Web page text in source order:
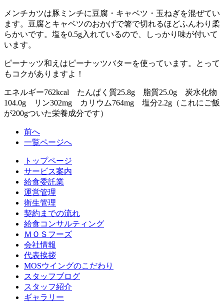
メンチカツは豚ミンチに豆腐・キャベツ・玉ねぎを混ぜてい
ます。豆腐とキャベツのおかげで箸で切れるほどふんわり柔
らかいです。塩を0.5g入れているので、しっかり味が付いて
います。
ピーナッツ和えはピーナッツバターを使っています。とって
もコクがありますよ！
エネルギー762kcal たんぱく質25.8g 脂質25.0g 炭水化物
104.0g リン302mg カリウム764mg 塩分2.2g（これにご飯
が200gついた栄養成分です）
前へ
一覧ページへ
トップページ
サービス案内
給食委託業
運営管理
衛生管理
契約までの流れ
給食コンサルティング
ＭＯＳフーズ
会社情報
代表挨拶
MOSウイングのこだわり
スタッフブログ
スタッフ紹介
ギャラリー